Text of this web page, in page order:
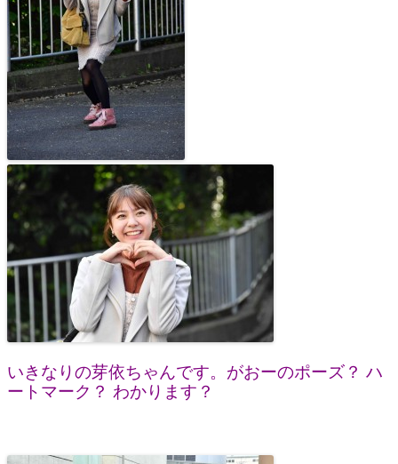
いきなりの芽依ちゃんです。がおーのポーズ？ ハ
ートマーク？ わかります？